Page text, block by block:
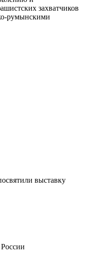
захватчиков
румынскими
выставку